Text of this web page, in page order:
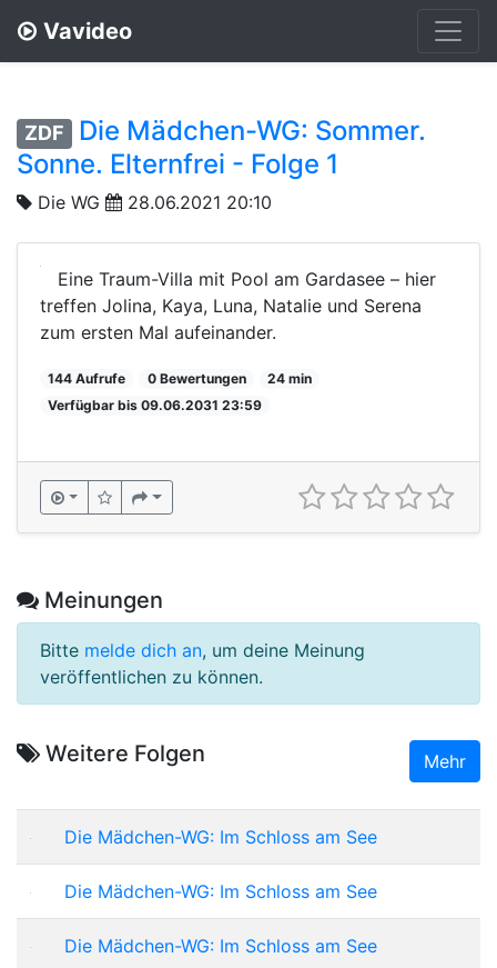
Vavideo
ZDF
Die Mädchen-WG: Sommer.
Sonne. Elternfrei - Folge 1
Die WG 28.06.2021 20:10
Eine Traum-Villa mit Pool am Gardasee – hier
treffen Jolina, Kaya, Luna, Natalie und Serena
zum ersten Mal aufeinander.
144 Aufrufe 0 Bewertungen
24 min
Verfügbar bis 09.06.2031 23:59
Meinungen
Bitte melde dich an, um deine Meinung
veröffentlichen zu können.
Weitere Folgen Mehr
Die Mädchen-WG: Im Schloss am See
Die Mädchen-WG: Im Schloss am See
Die Mädchen-WG: Im Schloss am See